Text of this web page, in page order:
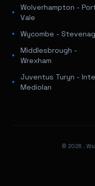
Wolverhampton -
Vale
Wycombe -
Middlesbrough -
Wrexham
Juventus Turyn -
Mediolan
© 2026 .